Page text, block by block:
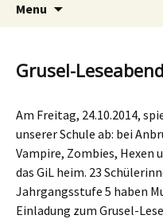
Menu
Grusel-
Am Freitag, 24.10.2014,
unserer Schule ab: bei
Vampire, Zombies, Hexen
das GiL heim. 23
Jahrgangsstufe 5 haben
Einladung zum Grusel-